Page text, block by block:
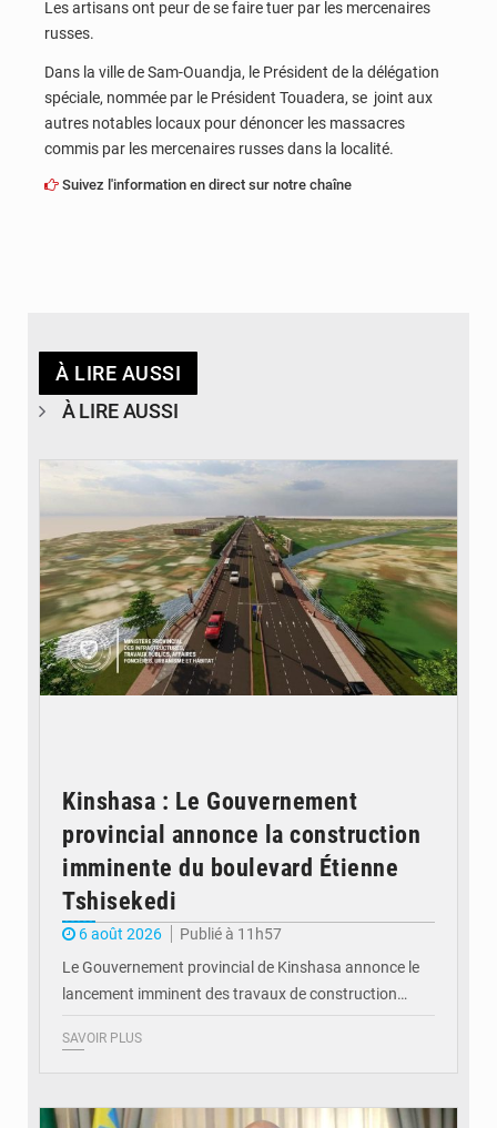
Les artisans ont peur de se faire tuer par les mercenaires
russes.
Dans la ville de Sam-Ouandja, le Président de la délégation
spéciale, nommée par le Président Touadera, se joint aux
autres notables locaux pour dénoncer les massacres
commis par les mercenaires russes dans la localité.
Suivez l'information en direct sur notre chaîne
À LIRE AUSSI
À LIRE AUSSI
Kinshasa : Le Gouvernement
provincial annonce la construction
imminente du boulevard Étienne
Tshisekedi
6 août 2026
Publié à 11h57
Le Gouvernement provincial de Kinshasa annonce le
lancement imminent des travaux de construction…
SAVOIR PLUS